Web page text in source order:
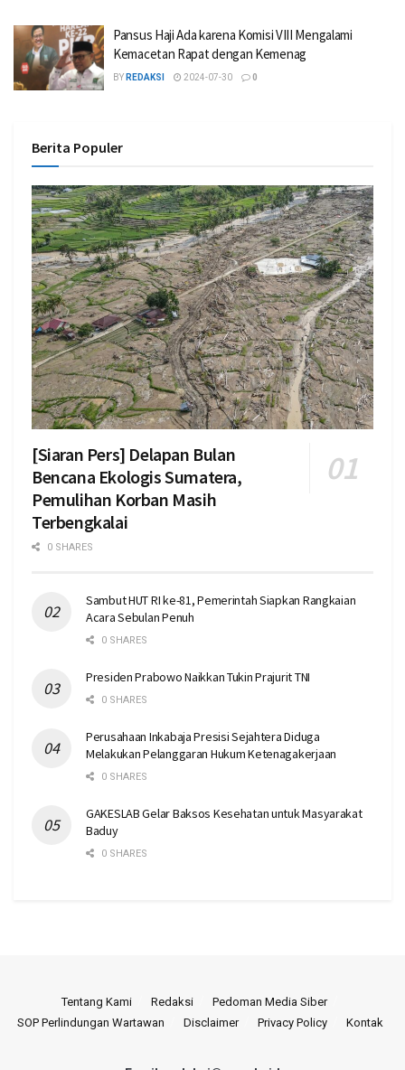
Pansus Haji Ada karena Komisi VIII Mengalami
Kemacetan Rapat dengan Kemenag
BY REDAKSI 2024-07-30 0
Berita Populer
[Siaran Pers] Delapan Bulan
Bencana Ekologis Sumatera,
Pemulihan Korban Masih
Terbengkalai
0 SHARES
Sambut HUT RI ke-81, Pemerintah Siapkan Rangkaian
Acara Sebulan Penuh
0 SHARES
Presiden Prabowo Naikkan Tukin Prajurit TNI
0 SHARES
Perusahaan Inkabaja Presisi Sejahtera Diduga
Melakukan Pelanggaran Hukum Ketenagakerjaan
0 SHARES
GAKESLAB Gelar Baksos Kesehatan untuk Masyarakat
Baduy
0 SHARES
Tentang Kami Redaksi
Pedoman Media Siber
SOP Perlindungan Wartawan
Disclaimer Privacy Policy Kontak